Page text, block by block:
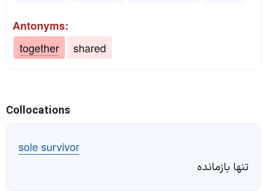
Antonyms:
together
shared
Collocations
sole survivor
تنها بازمانده